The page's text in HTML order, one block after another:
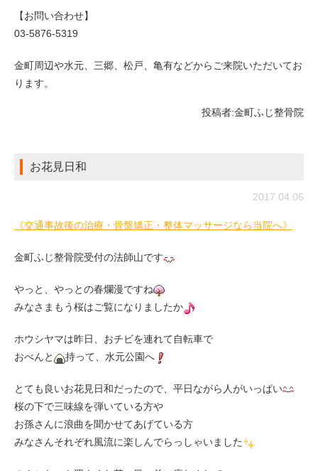
【お問い合わせ】
03-5876-5319
金町周辺や水元、三郷、松戸、亀有などからご来院いただいてお
ります。
投稿者:金町ふじ整骨院
お花見日和
2017.04.06
《交通事故後の治療・骨盤矯正・整体マッサージなら当院へ》
金町ふじ整骨院受付の法師山です
やっと、やっとの春爛漫ですね
みなさまもう桜はご覧になりましたか
ホウシヤマは昨日、おチビを連れて自転車で
おべんと
持って、水元公園へ
とても良いお花見日和だったので、平日ながら人がいっぱい
桜の下で三味線を弾いている方や
お孫さんに浪曲を聞かせてあげている方
みなさんそれぞれ風流に楽しんでらっしゃいました